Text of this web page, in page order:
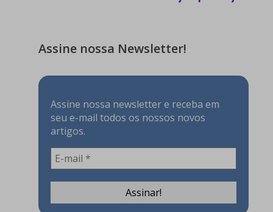
Assine nossa Newsletter!
Assine nossa newsletter e receba em
seu e-mail todos os nossos novos
artigos.